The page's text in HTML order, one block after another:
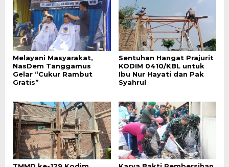
Melayani Masyarakat,
NasDem Tanggamus
Gelar “Cukur Rambut
Gratis”
Sentuhan Hangat Prajurit
KODIM 0410/KBL untuk
Ibu Nur Hayati dan Pak
Syahrul